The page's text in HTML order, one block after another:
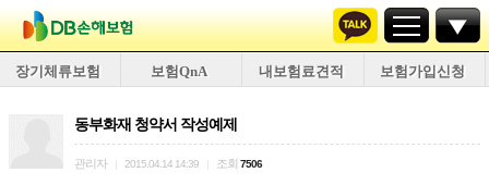
장기체류보험 보험QnA 내보험료견적 보험가입신청
동부화재 청약서 작성예제
관리자 2015.04.14 14:39 조회 7506